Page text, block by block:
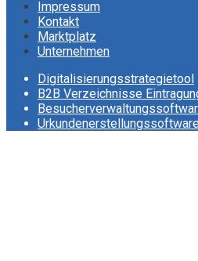
Impressum
Kontakt
Marktplatz
Unternehmen
Digitalisierungsstrategietool
B2B Verzeichnisse
Urkundenerstellungssoftware